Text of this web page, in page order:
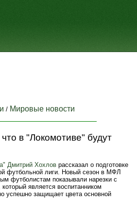
/ Мировые новости
в "Локомотиве" будут
Дмитрий Хохлов рассказал о подготовке
футбольной лиги. Новый сезон в МФЛ
футболистам показывали нарезки с
является воспитанником
успешно защищает цвета основной